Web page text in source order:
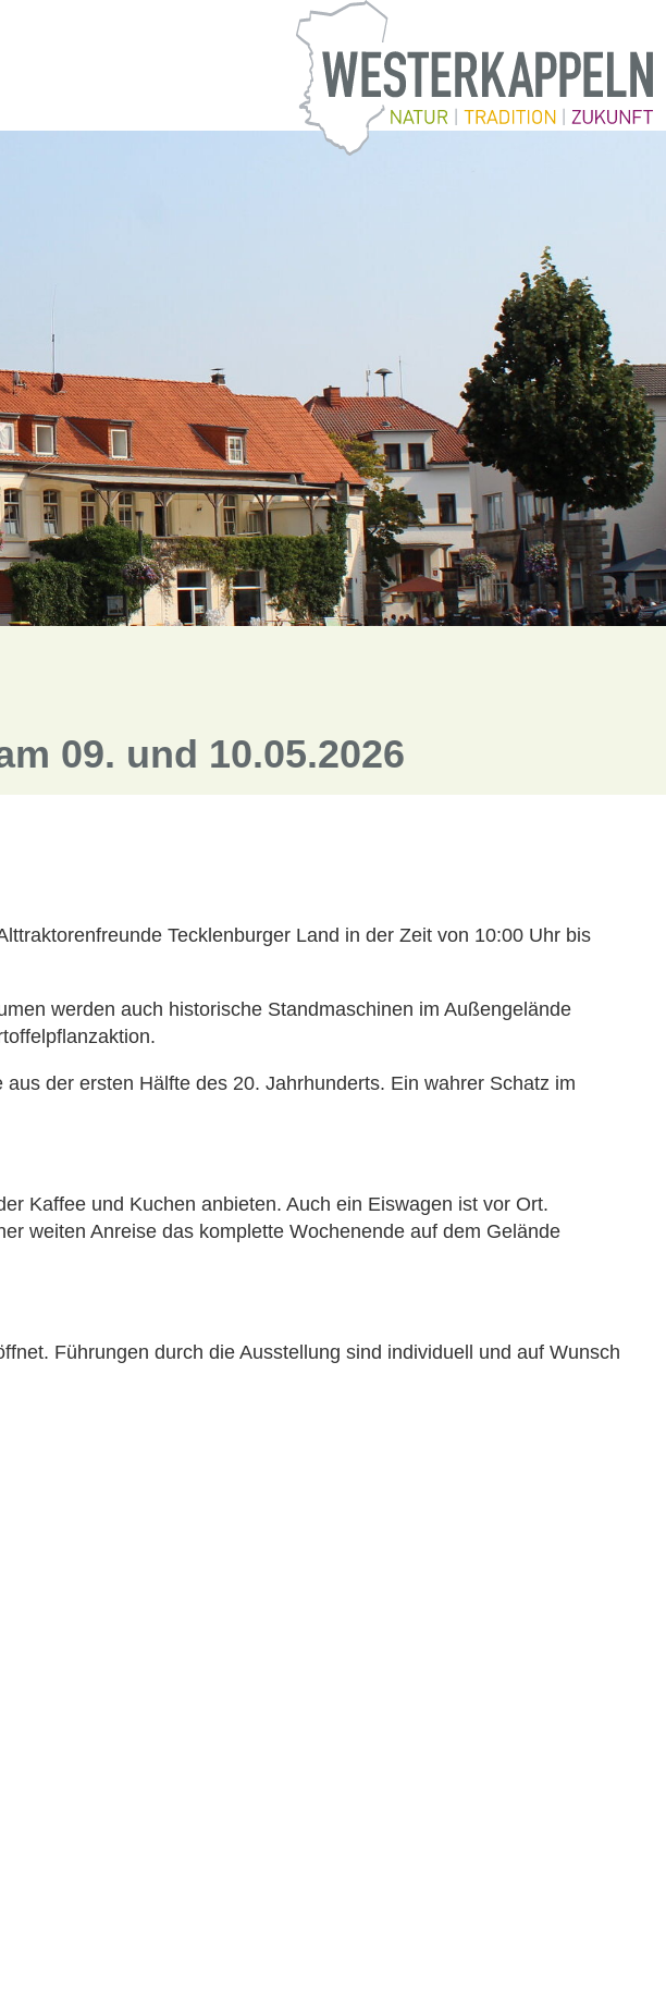
09. und 10.05.2026
Tecklenburger Land in der Zeit von 10:00 Uhr bis
werden auch historische Standmaschinen im Außengelände
der ersten Hälfte des 20. Jahrhunderts. Ein wahrer Schatz im
Kaffee und Kuchen anbieten. Auch ein Eiswagen ist vor Ort.
weiten Anreise das komplette Wochenende auf dem Gelände
Führungen durch die Ausstellung sind individuell und auf Wunsch